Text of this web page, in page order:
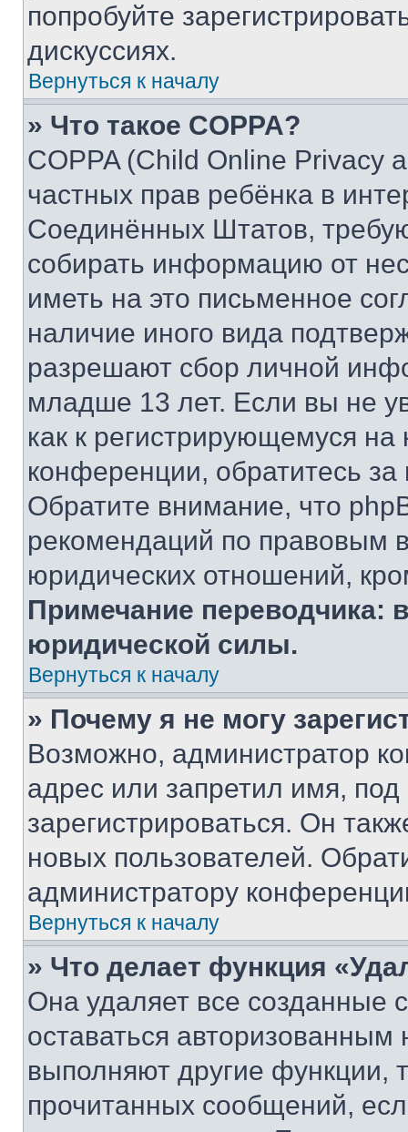
попробуйте
дискуссиях.
Вернуться к началу
» Что такое COPPA?
COPPA (Child Online Privacy
частных прав ребёнка в
Соединённых Штатов,
собирать информацию от
иметь на это письменное
наличие иного вида
разрешают сбор личной
младше 13 лет. Если вы не
как к регистрирующемуся
конференции, обратитесь
Обратите внимание, что
рекомендаций по правовым
юридических отношений,
Примечание переводчика:
юридической силы.
Вернуться к началу
» Почему я не могу
Возможно, администратор
адрес или запретил имя,
зарегистрироваться. Он
новых пользователей.
администратору
Вернуться к началу
» Что делает функция
Она удаляет все созданные
оставаться
выполняют другие функции,
прочитанных сообщений,